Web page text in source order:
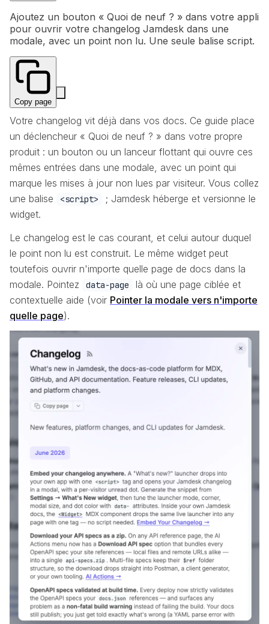
Ajoutez un bouton « Quoi de neuf ? » dans votre appli
pour ouvrir votre changelog Jamdesk dans une
modale, avec un point non lu. Une seule balise script.
Copy page
Votre changelog vit déjà dans vos docs. Ce guide place
un déclencheur « Quoi de neuf ? » dans votre propre
produit : un bouton ou un lanceur flottant qui ouvre ces
mêmes entrées dans une modale, avec un point qui
marque les mises à jour non lues par visiteur. Vous collez
une balise
<script>
; Jamdesk héberge et versionne le
widget.
Le changelog est le cas courant, et celui autour duquel
le point non lu est construit. Le même widget peut
toutefois ouvrir n'importe quelle page de docs dans la
modale. Pointez
data-page
là où une page ciblée et
contextuelle aide (voir Pointer la modale vers n'importe
quelle page).